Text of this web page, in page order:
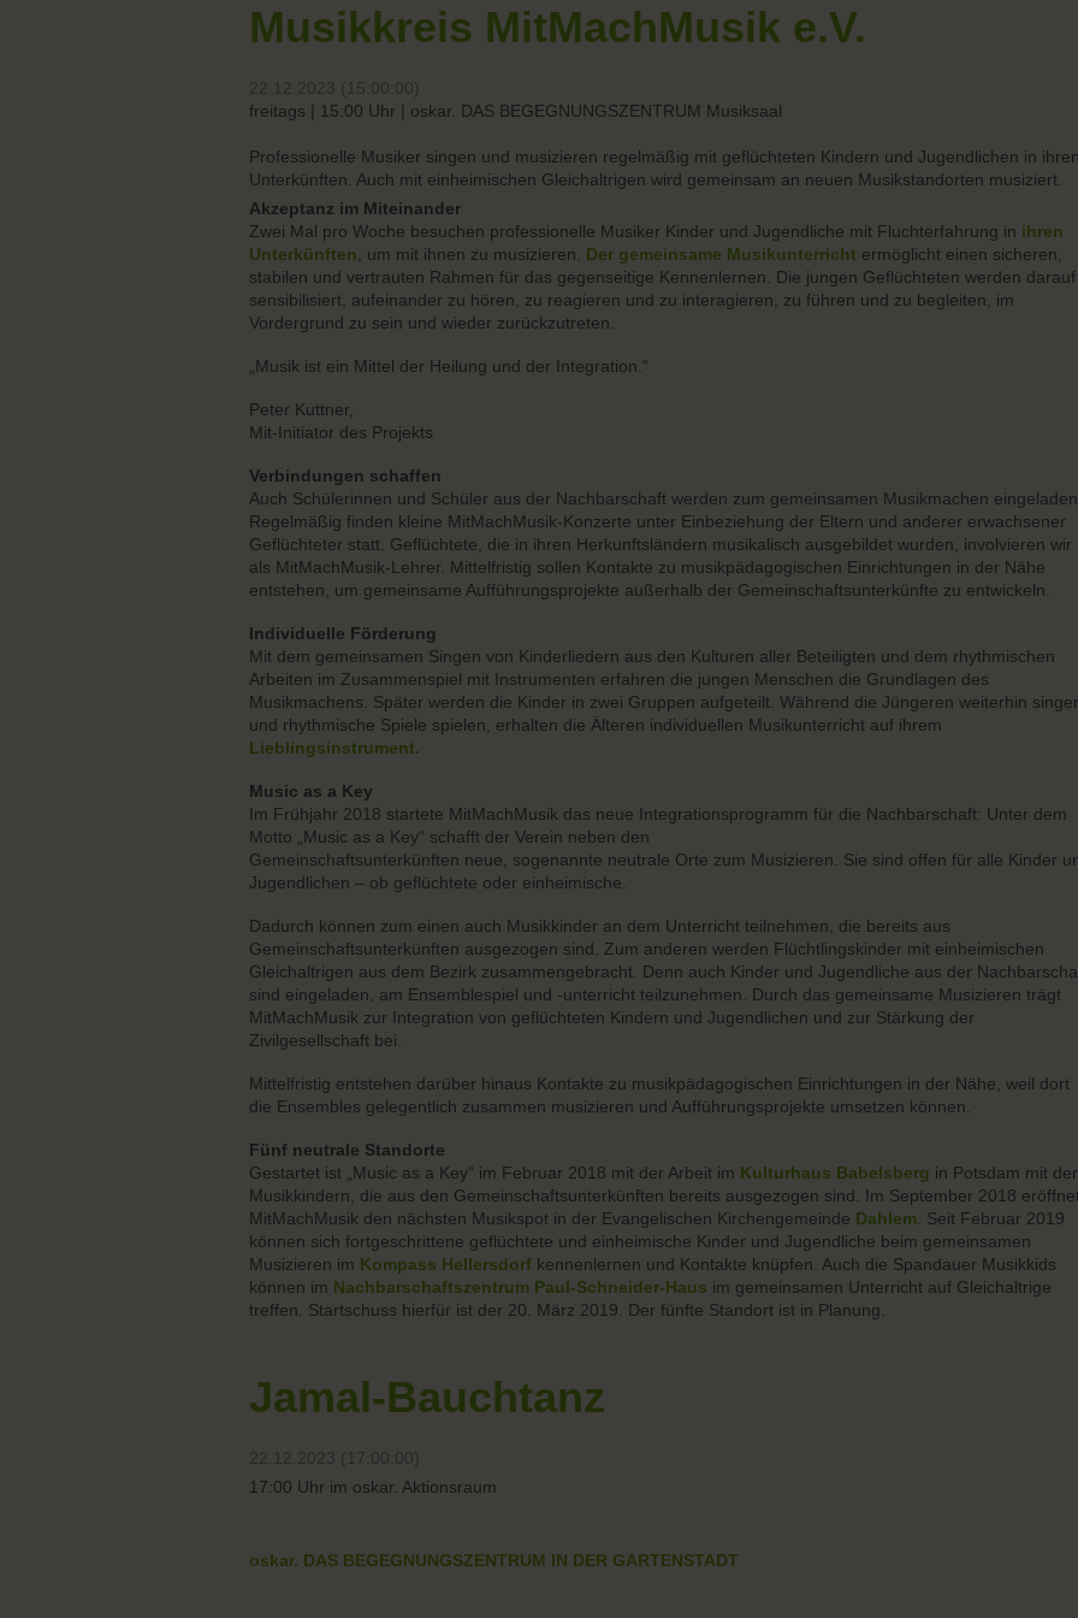
Musikkreis MitMachMusik e.V.
22.12.2023 (15:00:00)
freitags | 15:00 Uhr | oskar. DAS BEGEGNUNGSZENTRUM Musiksaal
Professionelle Musiker singen und musizieren regelmäßig mit geflüchteten Kindern und Jugendlichen in
Unterkünften. Auch mit einheimischen Gleichaltrigen wird gemeinsam an neuen Musikstandorten musiziert.
Akzeptanz im Miteinander
Zwei Mal pro Woche besuchen professionelle Musiker Kinder und Jugendliche mit Fluchterfahrung in ihren
Unterkünften , um mit ihnen zu musizieren. Der gemeinsame Musikunterricht ermöglicht einen sicheren,
stabilen und vertrauten Rahmen für das gegenseitige Kennenlernen. Die jungen Geflüchteten werden darauf
sensibilisiert, aufeinander zu hören, zu reagieren und zu interagieren, zu führen und zu begleiten, im
Vordergrund zu sein und wieder zurückzutreten.
„Musik ist ein Mittel der Heilung und der Integration.“
Peter Kuttner,
Mit-Initiator des Projekts
Verbindungen schaffen
Auch Schülerinnen und Schüler aus der Nachbarschaft werden zum gemeinsamen Musikmachen
Regelmäßig finden kleine MitMachMusik-Konzerte unter Einbeziehung der Eltern und anderer erwachsener
Geflüchteter statt. Geflüchtete, die in ihren Herkunftsländern musikalisch ausgebildet wurden, involvieren wir
als MitMachMusik-Lehrer. Mittelfristig sollen Kontakte zu musikpädagogischen Einrichtungen in der Nähe
entstehen, um gemeinsame Aufführungsprojekte außerhalb der Gemeinschaftsunterkünfte zu entwickeln.
Individuelle Förderung
Mit dem gemeinsamen Singen von Kinderliedern aus den Kulturen aller Beteiligten und dem rhythmischen
Arbeiten im Zusammenspiel mit Instrumenten erfahren die jungen Menschen die Grundlagen des
Musikmachens. Später werden die Kinder in zwei Gruppen aufgeteilt. Während die Jüngeren weiterhin
und rhythmische Spiele spielen, erhalten die Älteren individuellen Musikunterricht auf ihrem
Lieblingsinstrument.
Music as a Key
Im Frühjahr 2018 startete MitMachMusik das neue Integrationsprogramm für die Nachbarschaft: Unter dem
Motto „Music as a Key“ schafft der Verein neben den
Gemeinschaftsunterkünften neue, sogenannte neutrale Orte zum Musizieren. Sie sind offen für alle Kinder
Jugendlichen – ob geflüchtete oder einheimische.
Dadurch können zum einen auch Musikkinder an dem Unterricht teilnehmen, die bereits aus
Gemeinschaftsunterkünften ausgezogen sind. Zum anderen werden Flüchtlingskinder mit einheimischen
Gleichaltrigen aus dem Bezirk zusammengebracht. Denn auch Kinder und Jugendliche aus der
sind eingeladen, am Ensemblespiel und -unterricht teilzunehmen. Durch das gemeinsame Musizieren trägt
MitMachMusik zur Integration von geflüchteten Kindern und Jugendlichen und zur Stärkung der
Zivilgesellschaft bei.
Mittelfristig entstehen darüber hinaus Kontakte zu musikpädagogischen Einrichtungen in der Nähe, weil dort
die Ensembles gelegentlich zusammen musizieren und Aufführungsprojekte umsetzen können.
Fünf neutrale Standorte
Gestartet ist „Music as a Key“ im Februar 2018 mit der Arbeit im Kulturhaus Babelsberg in Potsdam mit
Musikkindern, die aus den Gemeinschaftsunterkünften bereits ausgezogen sind. Im September 2018
MitMachMusik den nächsten Musikspot in der Evangelischen Kirchengemeinde Dahlem . Seit Februar 2019
können sich fortgeschrittene geflüchtete und einheimische Kinder und Jugendliche beim gemeinsamen
Musizieren im Kompass Hellersdorf kennenlernen und Kontakte knüpfen. Auch die Spandauer Musikkids
können im Nachbarschaftszentrum Paul-Schneider-Haus im gemeinsamen Unterricht auf Gleichaltrige
treffen. Startschuss hierfür ist der 20. März 2019. Der fünfte Standort ist in Planung.
Jamal-Bauchtanz
22.12.2023 (17:00:00)
17:00 Uhr im oskar. Aktionsraum
oskar. DAS BEGEGNUNGSZENTRUM IN DER GARTENSTADT